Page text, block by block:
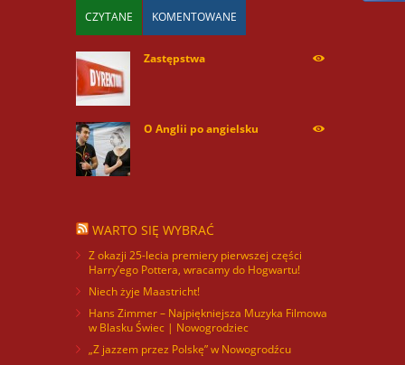
CZYTANE KOMENTOWANE
Zastępstwa
O Anglii po angielsku
WARTO SIĘ WYBRAĆ
Z okazji 25-lecia premiery pierwszej części
Harry’ego Pottera, wracamy do Hogwartu!
Niech żyje Maastricht!
Hans Zimmer – Najpiękniejsza Muzyka Filmowa
w Blasku Świec | Nowogrodziec
„Z jazzem przez Polskę” w Nowogrodźcu